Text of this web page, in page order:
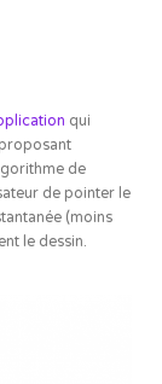
qui
de
de pointer le
(moins
le dessin.